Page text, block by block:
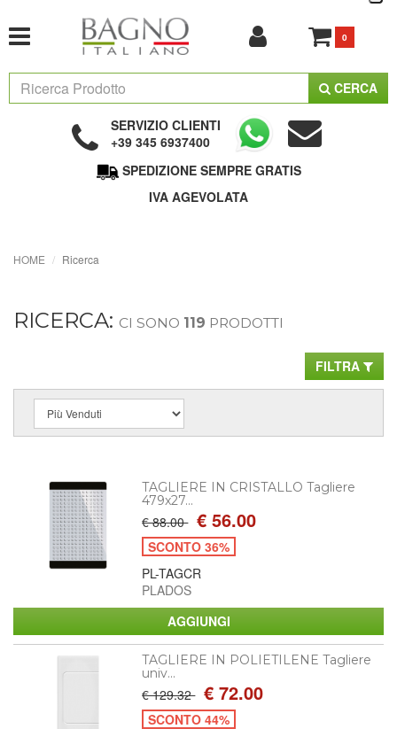
0
CERCA
SERVIZIO CLIENTI
+39 345 6937400
SPEDIZIONE SEMPRE GRATIS
IVA AGEVOLATA
HOME Ricerca
RICERCA: CI SONO 119 PRODOTTI
FILTRA
TAGLIERE IN CRISTALLO Tagliere
479x27...
€ 88.00 € 56.00
SCONTO 36%
PL-TAGCR
PLADOS
TAGLIERE IN POLIETILENE Tagliere
univ...
€ 129.32 € 72.00
SCONTO 44%